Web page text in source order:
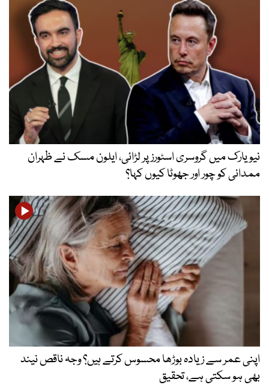
نیویارک میں گروسری اسٹورز پر لڑائی، ایلون مسک نے ظہران
ممدانی کو چور اور جھوٹا کیوں کہا؟
اپنی عمر سے زیادہ بوڑھا محسوس کرتے ہیں؟ وجہ ناقص نیند
بھی ہو سکتی ہے، تحقیق